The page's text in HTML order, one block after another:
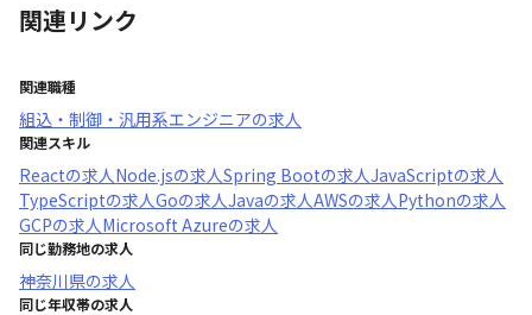
関連リンク
関連職種
組込・制御・汎用系エンジニアの求人
関連スキル
Reactの求人Node.jsの求人Spring Bootの求人JavaScriptの求人
TypeScriptの求人Goの求人Javaの求人AWSの求人Pythonの求人
GCPの求人Microsoft Azureの求人
同じ勤務地の求人
神奈川県の求人
同じ年収帯の求人